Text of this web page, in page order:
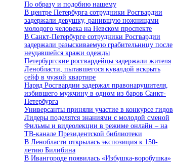
По образу и подобию нашему
В центре Петербурга сотрудники Росгвардии
задержали девушку, ранившую ножницами
молодого человека на Невском проспекте
В Санкт-Петербурге сотрудники Росгвардии
задержали разыскиваемую грабительницу после
неудавшейся кражи одежды
Петербургские росгвардейцы задержали жителя
Ленобласти, пытавшегося кувалдой вскрыть
сейф в чужой квартире
Наряд Росгвардии задержал правонарушителя,
избившего мужчину в одном из баров Санкт-
Петербурга
Универсанты приняли участие в конкурсе гидов
Лидеры поделятся знаниями с молодой сменой
Фильмы и видеолекции в режиме онлайн – на
ТВ-канале Президентской библиотеки
В Ленобласти открылась экспозиция к 150-
летию Билибина
В Ивангороде появилась «Избушка-воробушка»